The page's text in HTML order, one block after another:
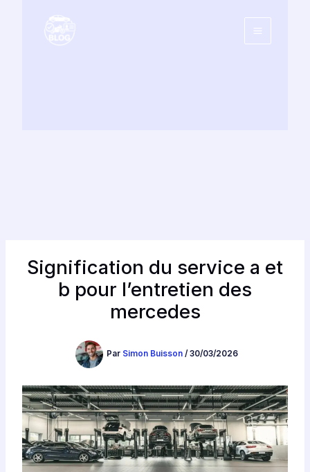
Signification du service a et
b pour l’entretien des
mercedes
Par Simon Buisson /30/03/2026